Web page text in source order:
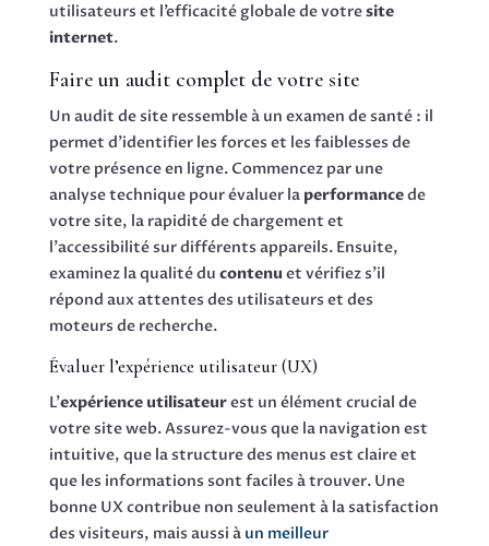
utilisateurs et l’efficacité globale de votresite
internet.
Faire un audit complet de votre site
Un audit de site ressemble à un examen de santé : il
permet d’identifier les forces et les faiblesses de
votre présence en ligne. Commencez par une
analyse technique pour évaluer la performancede
votre site, la rapidité de chargement et
l’accessibilité sur différents appareils. Ensuite,
examinez la qualité du contenu et vérifiez s’il
répond aux attentes des utilisateurs et des
moteurs de recherche.
Évaluer l’expérience utilisateur (UX)
L’expérience utilisateurest un élément crucial de
votre site web. Assurez-vous que la navigation est
intuitive, que la structure des menus est claire et
que les informations sont faciles à trouver. Une
bonne UX contribue non seulement à la satisfaction
des visiteurs, mais aussi à un meilleur